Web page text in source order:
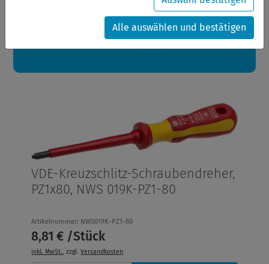
Ihre Bestellungen in diesem Zeitraum werden ab dem
24.08.2026 verschickt.
Eine schöne Sommerpause
VDE-Kreuzschlitz-Schraubendreher,
PZ1x80, NWS 019K-PZ1-80
Artikelnummer: NWS019K-PZ1-80
8,81 € /Stück
inkl. MwSt., zzgl.Versandkosten
Alle auswählen und bestätigen